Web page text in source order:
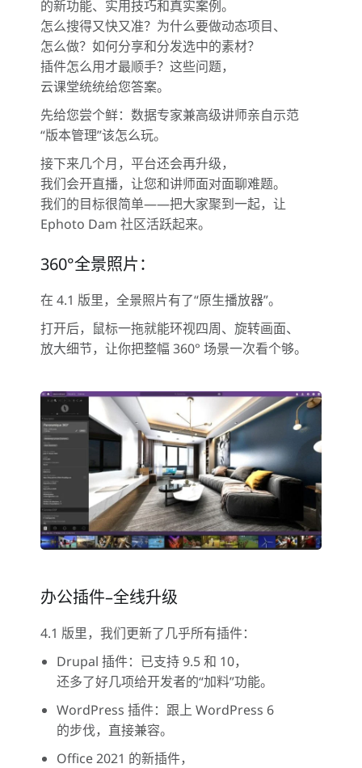
的新功能、实用技巧和真实案例。
怎么搜得又快又准？为什么要做动态项目、
怎么做？如何分享和分发选中的素材？
插件怎么用才最顺手？这些问题，
云课堂统统给您答案。
先给您尝个鲜：数据专家兼高级讲师亲自示范
“版本管理”该怎么玩。
接下来几个月，平台还会再升级，
我们会开直播，让您和讲师面对面聊难题。
我们的目标很简单——把大家聚到一起，让
Ephoto Dam 社区活跃起来。
360°全景照片：
在 4.1 版里，全景照片有了“原生播放器”。
打开后，鼠标一拖就能环视四周、旋转画面、
放大细节，让你把整幅 360° 场景一次看个够。
办公插件–全线升级
4.1 版里，我们更新了几乎所有插件：
Drupal 插件：已支持 9.5 和 10，
还多了好几项给开发者的“加料”功能。
WordPress 插件：跟上 WordPress 6
的步伐，直接兼容。
Office 2021 的新插件，